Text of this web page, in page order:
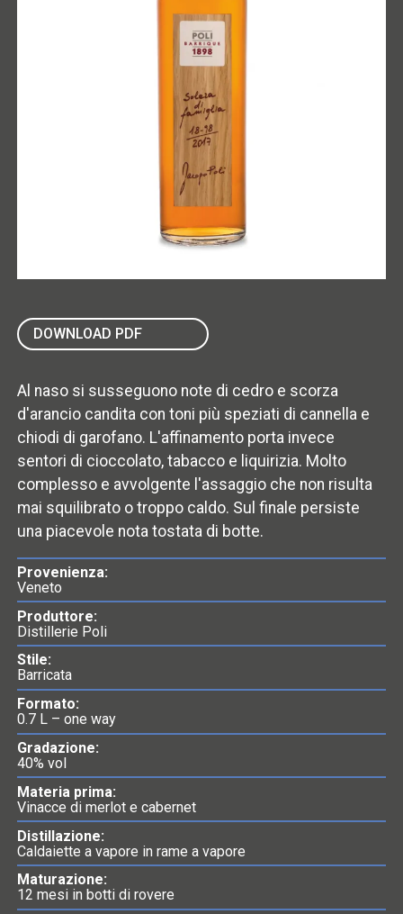
DOWNLOAD PDF
Al naso si susseguono note di cedro e scorza
d'arancio candita con toni più speziati di cannella e
chiodi di garofano. L'affinamento porta invece
sentori di cioccolato, tabacco e liquirizia. Molto
complesso e avvolgente l'assaggio che non risulta
mai squilibrato o troppo caldo. Sul finale persiste
una piacevole nota tostata di botte.
Provenienza:
Veneto
Produttore:
Distillerie Poli
Stile:
Barricata
Formato:
0.7 L – one way
Gradazione:
40% vol
Materia prima:
Vinacce di merlot e cabernet
Distillazione:
Caldaiette a vapore in rame a vapore
Maturazione:
12 mesi in botti di rovere